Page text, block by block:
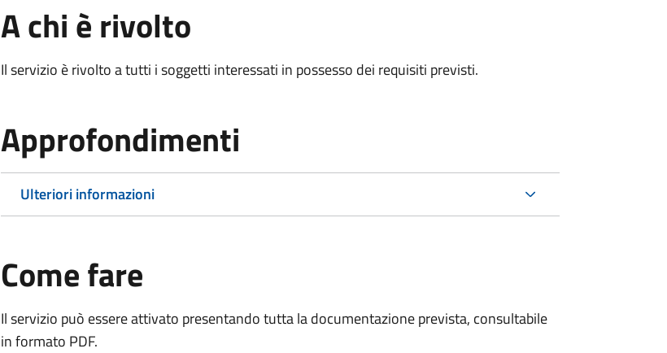
A chi è rivolto
Il servizio è rivolto a tutti i soggetti interessati in possesso dei requisiti previsti.
Approfondimenti
Ulteriori informazioni
Come fare
Il servizio può essere attivato presentando tutta la documentazione prevista, consultabile
in formato PDF.